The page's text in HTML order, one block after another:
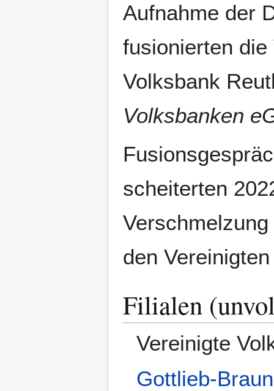
Aufnahme der
fusionierten
Volksbank
Volksbanken
scheiterten
den
Filialen
Vereinigte
Gottlieb-